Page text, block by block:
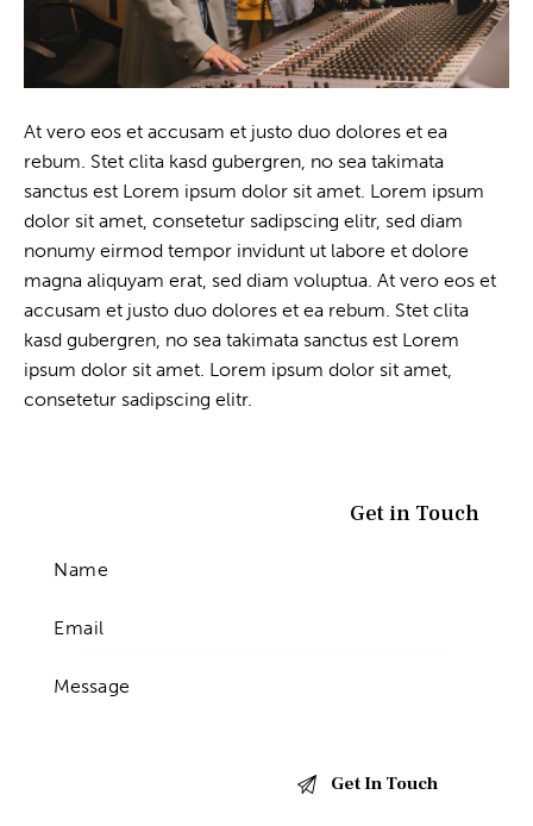
At vero eos et accusam et justo duo dolores et ea
rebum. Stet clita kasd gubergren, no sea takimata
sanctus est Lorem ipsum dolor sit amet. Lorem ipsum
dolor sit amet, consetetur sadipscing elitr, sed diam
nonumy eirmod tempor invidunt ut labore et dolore
magna aliquyam erat, sed diam voluptua. At vero eos et
accusam et justo duo dolores et ea rebum. Stet clita
kasd gubergren, no sea takimata sanctus est Lorem
ipsum dolor sit amet. Lorem ipsum dolor sit amet,
consetetur sadipscing elitr.
Get in Touch